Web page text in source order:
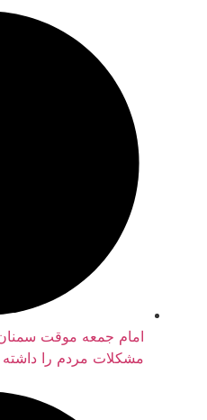
امام جمعه موقت سمنان:
مشکلات مردم را داشته باشد